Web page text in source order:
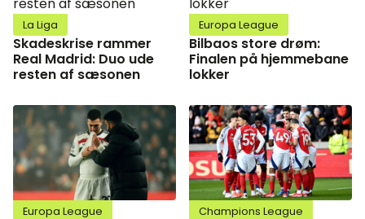
La Liga
Skadeskrise rammer
Real Madrid: Duo ude
resten af sæsonen
Europa League
Bilbaos store drøm:
Finalen på hjemmebane
lokker
Europa League Champions League